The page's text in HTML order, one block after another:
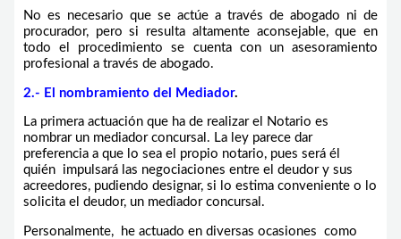
No es necesario que se actúe a través de abogado ni de
procurador, pero si resulta altamente aconsejable, que en
todo el procedimiento se cuenta con un asesoramiento
profesional a través de abogado.
2.- El nombramiento del Mediador.
La primera actuación que ha de realizar el Notario es
nombrar un mediador concursal. La ley parece dar
preferencia a que lo sea el propio notario, pues será él
quién impulsará las negociaciones entre el deudor y sus
acreedores, pudiendo designar, si lo estima conveniente o lo
solicita el deudor, un mediador concursal.
Personalmente, he actuado en diversas ocasiones como